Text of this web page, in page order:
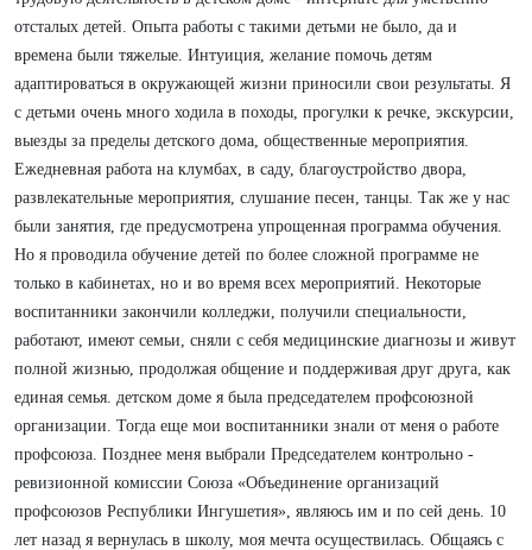
отсталых детей. Опыта работы с такими детьми не было, да и
времена были тяжелые. Интуиция, желание помочь детям
адаптироваться в окружающей жизни приносили свои результаты. Я
с детьми очень много ходила в походы, прогулки к речке, экскурсии,
выезды за пределы детского дома, общественные мероприятия.
Ежедневная работа на клумбах, в саду, благоустройство двора,
развлекательные мероприятия, слушание песен, танцы. Так же у нас
были занятия, где предусмотрена упрощенная программа обучения.
Но я проводила обучение детей по более сложной программе не
только в кабинетах, но и во время всех мероприятий. Некоторые
воспитанники закончили колледжи, получили специальности,
работают, имеют семьи, сняли с себя медицинские диагнозы и живут
полной жизнью, продолжая общение и поддерживая друг друга, как
единая семья. детском доме я была председателем профсоюзной
организации. Тогда еще мои воспитанники знали от меня о работе
профсоюза. Позднее меня выбрали Председателем контрольно -
ревизионной комиссии Союза «Объединение организаций
профсоюзов Республики Ингушетия», являюсь им и по сей день. 10
лет назад я вернулась в школу, моя мечта осуществилась. Общаясь с